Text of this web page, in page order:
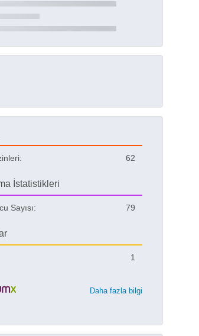
62
İstatistikleri
Sayısı: 79
1
Daha fazla bilgi